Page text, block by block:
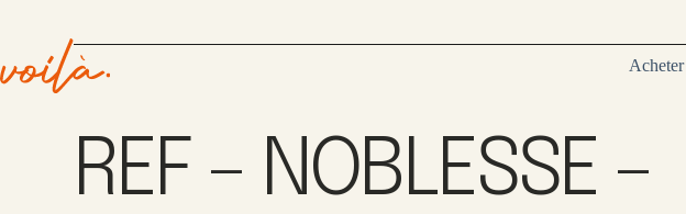
Acheter
REF – NOBLESSE –